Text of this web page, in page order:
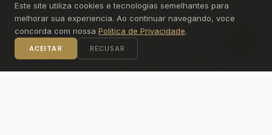
Fotos da área de lazer disponíveis mediante
Este site utiliza cookies e tecnologias semelhantes para
melhorar sua experiencia. Ao continuar navegando, voce
concorda com nossa Politica de Privacidade.
ACEITAR RECUSAR